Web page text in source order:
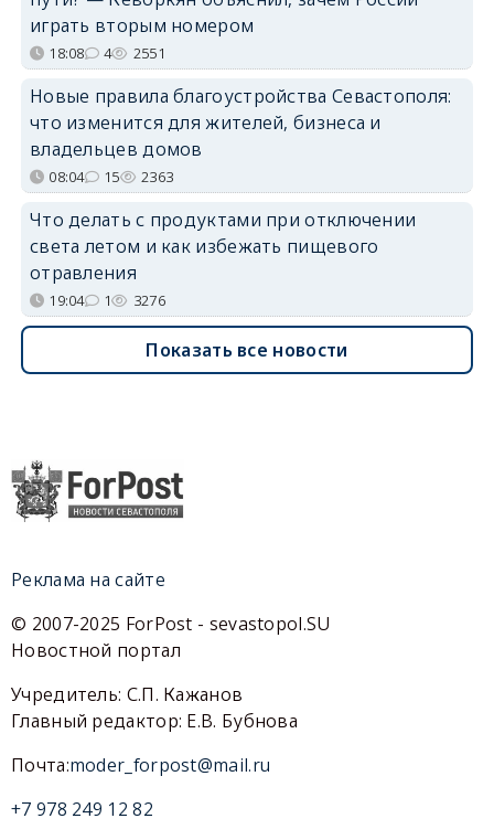
играть вторым номером
18:08 4 2551
Новые правила благоустройства Севастополя:
что изменится для жителей, бизнеса и
владельцев домов
08:04 15 2363
Что делать с продуктами при отключении
света летом и как избежать пищевого
отравления
19:04 1 3276
Показать все новости
Реклама на сайте
© 2007-2025 ForPost - sevastopol.SU
Новостной портал
Учредитель: С.П. Кажанов
Главный редактор: Е.В. Бубнова
Почта:moder_forpost@mail.ru
+7 978 249 12 82